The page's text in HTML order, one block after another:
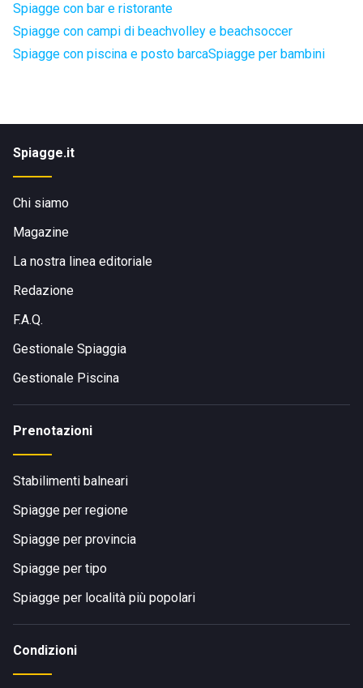
Spiagge con bar e ristorante
Spiagge con campi di beachvolley e beachsoccer
Spiagge con piscina e posto barcaSpiagge per bambini
Spiagge.it
Chi siamo
Magazine
La nostra linea editoriale
Redazione
F.A.Q.
Gestionale Spiaggia
Gestionale Piscina
Prenotazioni
Stabilimenti balneari
Spiagge per regione
Spiagge per provincia
Spiagge per tipo
Spiagge per località più popolari
Condizioni